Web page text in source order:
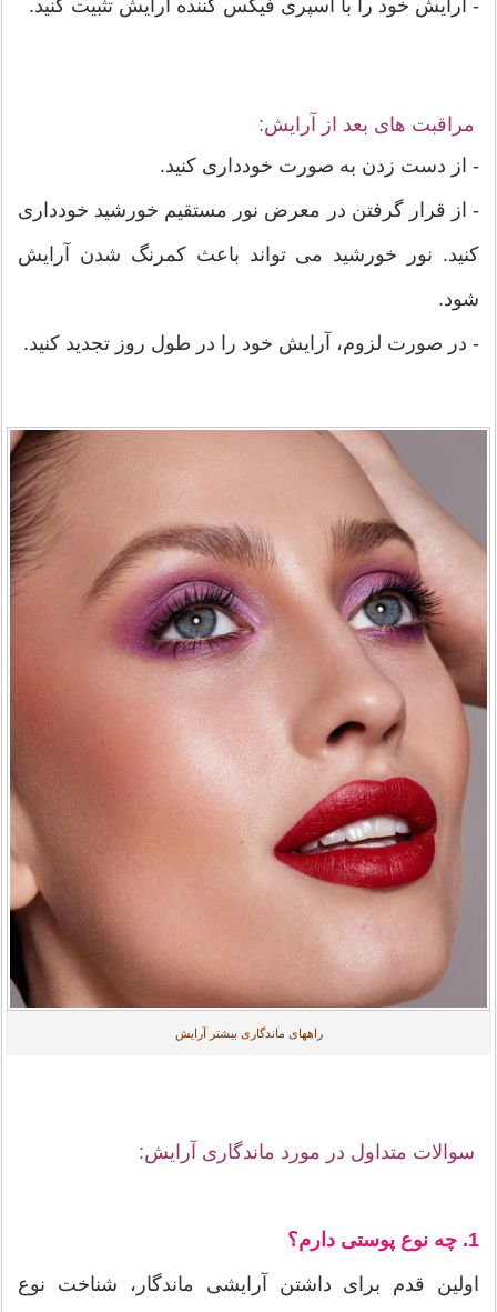
- آرایش خود را با اسپری فیکس کننده آرایش تثبیت کنید.
مراقبت های بعد از آرایش:
- از دست زدن به صورت خودداری کنید.
- از قرار گرفتن در معرض نور مستقیم خورشید خودداری
کنید. نور خورشید می تواند باعث کمرنگ شدن آرایش
شود.
- در صورت لزوم، آرایش خود را در طول روز تجدید کنید.
راههای ماندگاری بیشتر آرایش
سوالات متداول در مورد ماندگاری آرایش:
1. چه نوع پوستی دارم؟
اولین قدم برای داشتن آرایشی ماندگار، شناخت نوع